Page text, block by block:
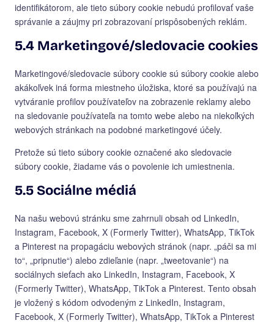
identifikátorom, ale tieto súbory cookie nebudú profilovať vaše
správanie a záujmy pri zobrazovaní prispôsobených reklám.
5.4 Marketingové/sledovacie cookies
Marketingové/sledovacie súbory cookie sú súbory cookie alebo
akákoľvek iná forma miestneho úložiska, ktoré sa používajú na
vytváranie profilov používateľov na zobrazenie reklamy alebo
na sledovanie používateľa na tomto webe alebo na niekoľkých
webových stránkach na podobné marketingové účely.
Pretože sú tieto súbory cookie označené ako sledovacie
súbory cookie, žiadame vás o povolenie ich umiestnenia.
5.5 Sociálne médiá
Na našu webovú stránku sme zahrnuli obsah od LinkedIn,
Instagram, Facebook, X (Formerly Twitter), WhatsApp, TikTok
a Pinterest na propagáciu webových stránok (napr. „páči sa mi
to“, „pripnutie“) alebo zdieľanie (napr. „tweetovanie“) na
sociálnych sieťach ako LinkedIn, Instagram, Facebook, X
(Formerly Twitter), WhatsApp, TikTok a Pinterest. Tento obsah
je vložený s kódom odvodeným z LinkedIn, Instagram,
Facebook, X (Formerly Twitter), WhatsApp, TikTok a Pinterest